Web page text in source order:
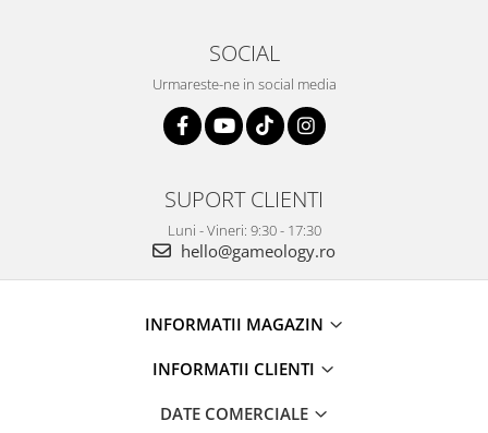
SOCIAL
Urmareste-ne in social media
SUPORT CLIENTI
Luni - Vineri: 9:30 - 17:30
hello@gameology.ro
INFORMATII MAGAZIN
INFORMATII CLIENTI
DATE COMERCIALE